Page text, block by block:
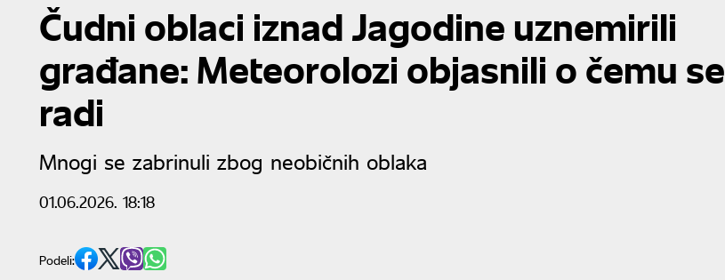
Čudni oblaci iznad Jagodine uznemirili
građane: Meteorolozi objasnili o čemu se
radi
Mnogi se zabrinuli zbog neobičnih oblaka
01.06.2026. 18:18
Podeli: